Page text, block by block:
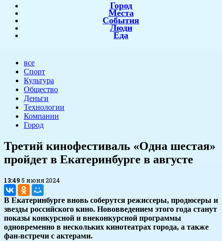
Город
Места
События
Люди
Еда
все
Спорт
Культура
Общество
Деньги
Технологии
Компании
Город
​Третий кинофестиваль «Одна шестая»
пройдет в Екатеринбурге в августе
13:49 5 июня 2024
В Екатеринбурге вновь соберутся режиссеры, продюсеры и
звезды российского кино. Нововведением этого года станут
показы конкурсной и внеконкурсной программы
одновременно в нескольких кинотеатрах города, а также
фан-встречи с актерами.